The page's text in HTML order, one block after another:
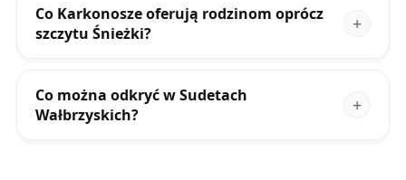
Co Karkonosze oferują rodzinom oprócz
szczytu Śnieżki?
Co można odkryć w Sudetach
Wałbrzyskich?